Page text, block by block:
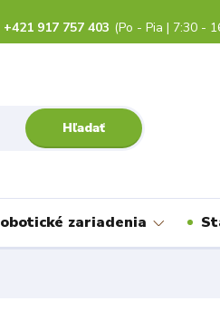
Hľadať
+421 917 757 403 (Po - Pia | 7:30 -
zariadenia